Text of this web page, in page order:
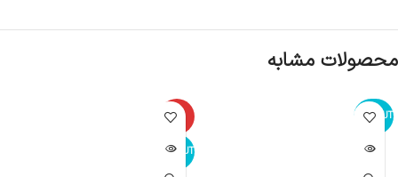
محصولات مشابه
SOLD OUT
-6%
SOLD OUT